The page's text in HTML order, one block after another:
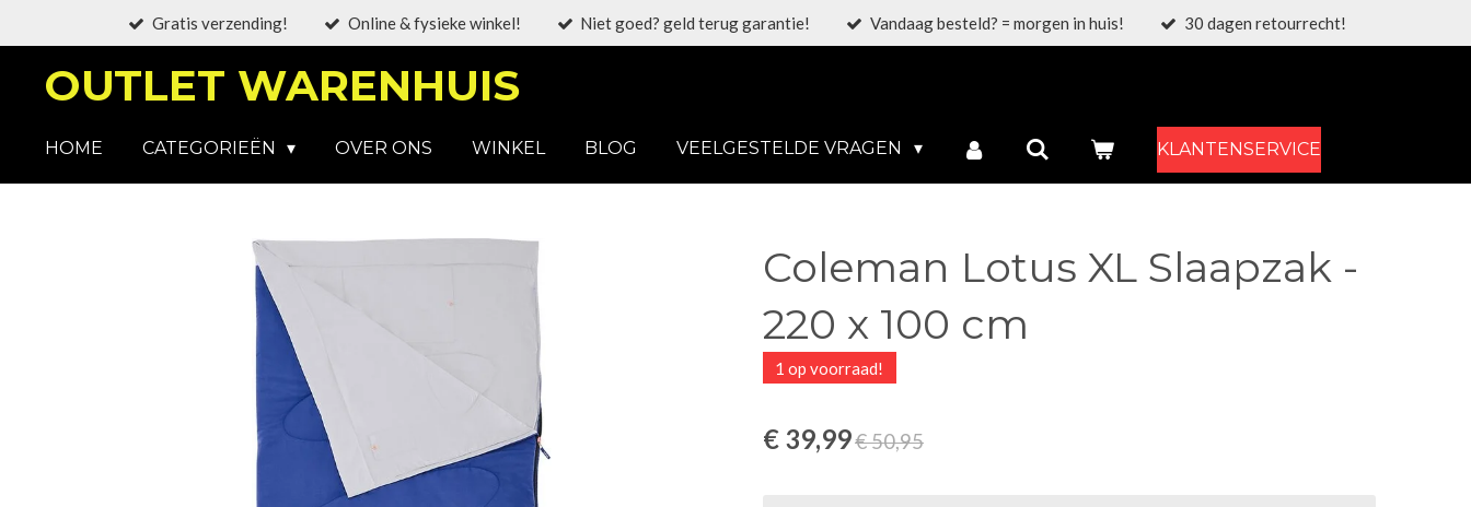
hoofdinhoud
Gratis verzending! Online & fysieke winkel! Niet goed? geld terug garantie! Vandaag besteld? = morgen in huis! 30 dagen retourrecht!
OUTLET WARENHUIS
HOME CATEGORIEËN OVER ONS WINKEL BLOG VEELGESTELDE VRAGEN KLANTENSERVICE
Coleman Lotus XL Slaapzak -
220 x 100 cm
1 op voorraad!
€ 39,99€ 50,95